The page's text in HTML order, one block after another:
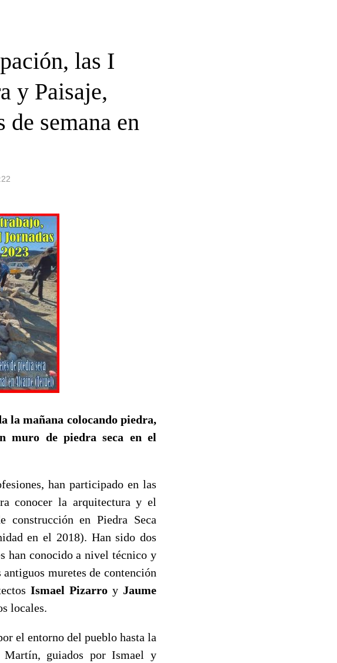
las I
y Paisaje,
semana en
la mañana colocando piedra,
muro de piedra seca en el
han participado en las
conocer la arquitectura y el
construcción en Piedra Seca
en el 2018). Han sido dos
han conocido a nivel técnico y
muretes de contención
Ismael Pizarro yJaume
locales.
el entorno del pueblo hasta la
guiados por Ismael y